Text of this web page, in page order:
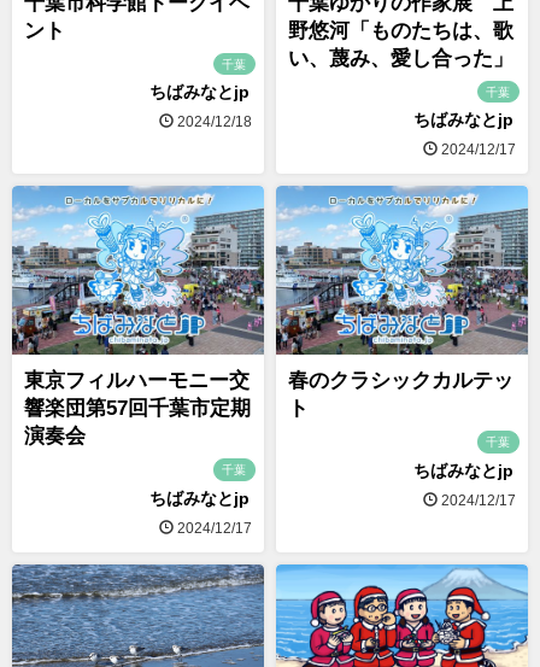
ント
千葉
ちばみなとjp
2024/12/18
野悠河「ものたちは、歌
い、蔑み、愛し合った」
千葉
ちばみなとjp
2024/12/17
東京フィルハーモニー交
響楽団第57回千葉市定期
演奏会
千葉
ちばみなとjp
2024/12/17
春のクラシックカルテッ
ト
千葉
ちばみなとjp
2024/12/17